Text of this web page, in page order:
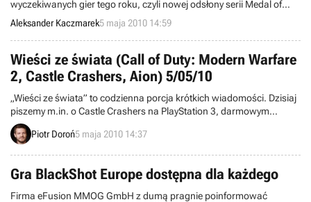
wyczekiwanych gier tego roku, czyli nowej odsłony serii Medal of
Honor. 12 października w opanowane przez Talibów afgańskie góry
ruszą gracze z Ameryki Północnej. Trzy dni później dołączą do nich
europejscy koledzy. Jeszcze dziś na oficjalnej stronie gry powinien
pojawić się świeży trailer zatytułowany „Leave A Message”.
Aleksander Kaczmarek5 maja 2010 14:59
Wieści ze świata (Call of Duty: Modern Warfare
2, Castle Crashers, Aion) 5/05/10
„Wieści ze świata” to codzienna porcja krótkich wiadomości. Dzisiaj
piszemy m.in. o Castle Crashers na PlayStation 3, darmowym
weekendzie z pecetowym Modern Warfare 2, majowych nowościach
w Xbox Live, a także nowej, potężnej łatce do MMO Aion.
Piotr Doroń5 maja 2010 14:37
Gra BlackShot Europe dostępna dla każdego
Firma eFusion MMOG GmbH z dumą pragnie poinformować